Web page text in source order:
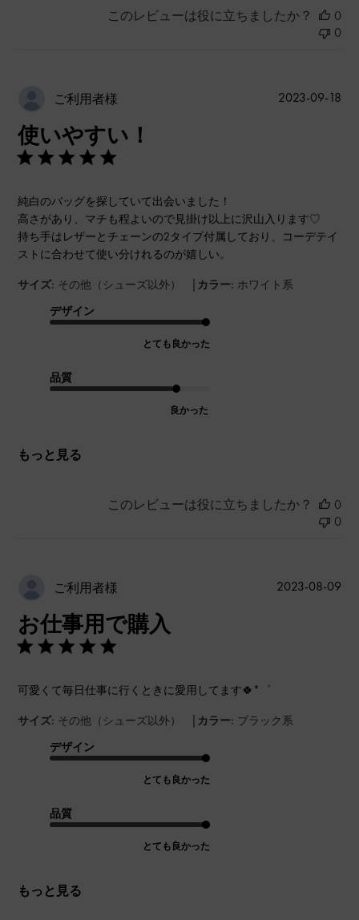
このレビューは役に立ちましたか？
0
0
ご利用者様
使いやすい！
純白のバッグを探していて出会いました！
高さがあり、マチも程よいので見掛け以上に沢山入ります♡
持ち手はレザーとチェーンの2タイプ付属しており、コーデテイ
ストに合わせて使い分けれるのが嬉しい。
サイズ: その他（シューズ以外） | カラー: ホワイト系
デザイン
とても良かった
品質
良かった
もっと見る
公
2023-09-18
このレビューは役に立ちましたか？
0
0
ご利用者様
お仕事用で購入
可愛くて毎日仕事に行くときに愛用してます🍀*゜
サイズ: その他（シューズ以外） | カラー: ブラック系
デザイン
とても良かった
品質
とても良かった
もっと見る
公
2023-08-09